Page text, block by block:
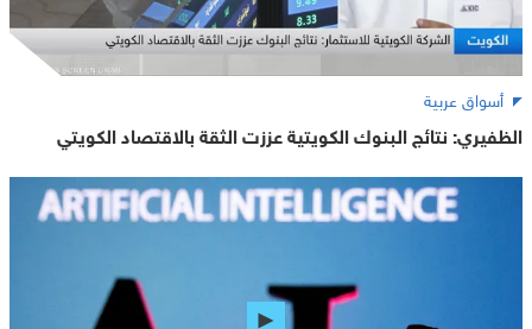
أسواق عربية
الظفيري: نتائج البنوك الكويتية عززت الثقة بالاقتصاد الكويتي